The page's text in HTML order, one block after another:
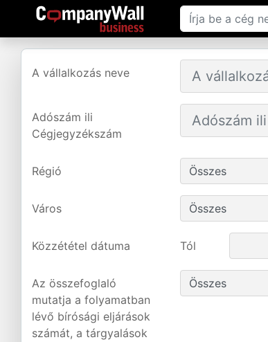
A vállalkozás neve
Adószám ili
Cégjegyzékszám
Régió
Város
Közzététel dátuma Tól
Az összefoglaló
mutatja a folyamatban
lévő bírósági eljárások
számát, a tárgyalások